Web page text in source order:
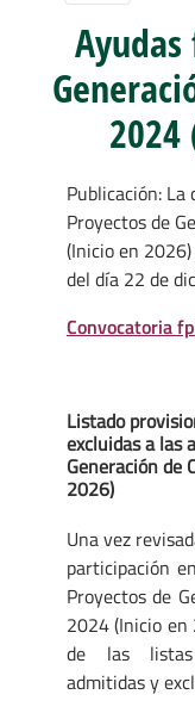
Publicación:
Proyectos de
(Inicio en
del día 22 de
Convocatoria
Listado
excluidas a las
Generación de
2026)
Una vez
participación
Proyectos de
2024 (Inicio en
de las listas
admitidas y